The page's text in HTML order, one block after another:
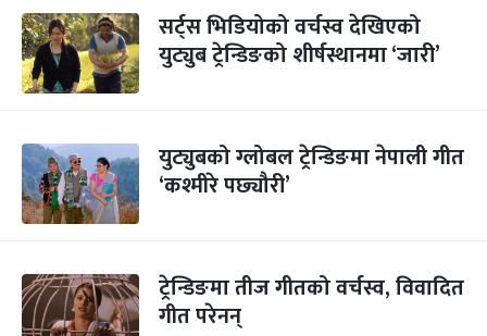
सर्ट्स भिडियोको वर्चस्व देखिएको
युट्युब ट्रेन्डिङको शीर्षस्थानमा ‘जारी’
युट्युबको ग्लोबल ट्रेन्डिङमा नेपाली गीत
‘कश्मीरे पछ्यौरी’
ट्रेन्डिङमा तीज गीतको वर्चस्व, विवादित
गीत परेनन्